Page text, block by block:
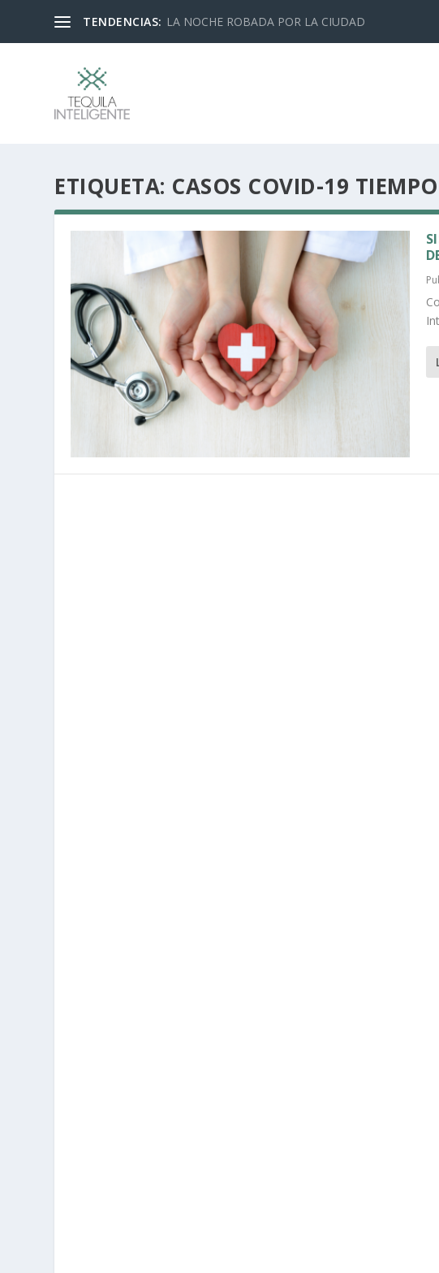
TENDENCIAS: LA NOCHE ROBADA POR LA CIUDAD
ETIQUETA: CASOS COVID-19